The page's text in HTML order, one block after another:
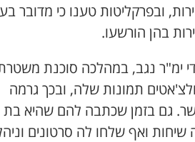
ובפרקליטות טענו כי מדובר
בהן הורשעו.
ימ"ר נגב, במהלכה סוכנת
תמונות שלה, ובכך גרמה
ואף שלחו לה סרטונים